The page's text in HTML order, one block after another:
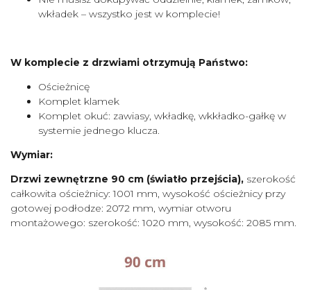
wkładek – wszystko jest w komplecie!
W komplecie z drzwiami otrzymują Państwo:
Ościeżnicę
Komplet klamek
Komplet okuć: zawiasy, wkładkę, wkkładko-gałkę w
systemie jednego klucza.
Wymiar:
Drzwi zewnętrzne 90 cm (światło przejścia), szerokość
całkowita ościeżnicy: 1001 mm, wysokość ościeżnicy przy
gotowej podłodze: 2072 mm, wymiar otworu
montażowego: szerokość: 1020 mm, wysokość: 2085 mm.